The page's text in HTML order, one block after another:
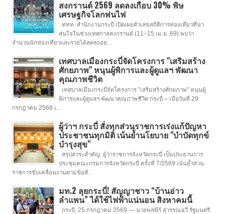
สงกรานต์ 2569 ลดลงเกือบ 30% พิษ
เศรษฐกิจโลกพ่นไฟ
ททท. สำนักงานกระบี่ เปิดเผยตัวเลขสถิติการท่องเที่ยวที่น่า
สนใจในช่วงเทศกาลสงกรานต์ (11–15 เม.ย. 69) พบว่า
จำนวนนักท่องเที่ยวและรายได้ลดลงอย...
เทศบาลเมืองกระบี่จัดโครงการ "เสริมสร้าง
ศักยภาพ" หนุนผู้พิการและผู้ดูแลฯ พัฒนา
คุณภาพชีวิต
เทศบาลเมืองกระบี่จัดโครงการ "เสริมสร้างศักยภาพ" หนุนผู้
พิการและผู้ดูแลฯ พัฒนาคุณภาพชีวิต กระบี่ – เมื่อวันที่ 29
กรกฎาคม 2568 เ...
ผู้ว่าฯ กระบี่ สั่งทุกส่วนราชการเร่งแก้ปัญหา
ประชาชนทุกมิติ เน้นย้ำนโยบาย "บำบัดทุกข์
บำรุงสุข"
สรุปสาระสำคัญ: ผู้ว่าราชการจังหวัดกระบี่ เป็นประธานการ
ประชุมคณะกรมการจังหวัดกระบี่ ครั้งที่ 7/2569 เน้นย้ำส่วน
ราชการขับเคลื่อนงานตามข้อสั...
มท.2 ลุยกระบี่! สัญญาชาว “บ้านอ่าว
ลำแพน” ได้ใช้ไฟฟ้าแน่นอน สิงหาคมนี้
กระบี่, 25 กรกฎาคม 2569 — นายพลพีร์ สุวรรณฉวี รัฐมนตรี